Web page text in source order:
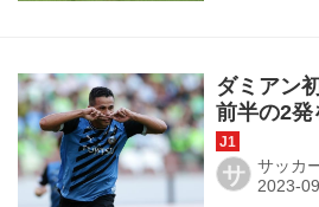
ダミアン
前半の2発
乗り越え
に湘南の
節
サ サッカ